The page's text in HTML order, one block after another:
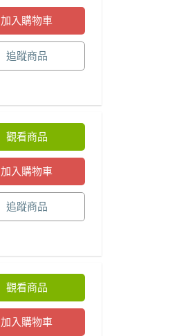
加入購物車
追蹤商品
觀看商品
加入購物車
追蹤商品
觀看商品
加入購物車